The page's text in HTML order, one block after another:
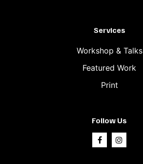
Services
Workshop & Talks
Featured Work
Print
Follow Us